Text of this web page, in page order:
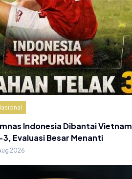
Indonesia Dibantai Vietnam
Evaluasi Besar Menanti
2026